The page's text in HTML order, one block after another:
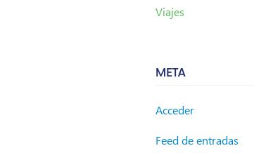
Viajes
META
Acceder
Feed de entradas